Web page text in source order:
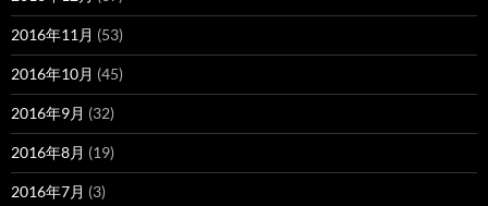
2016年11月 (53)
2016年10月 (45)
2016年9月 (32)
2016年8月 (19)
2016年7月 (3)